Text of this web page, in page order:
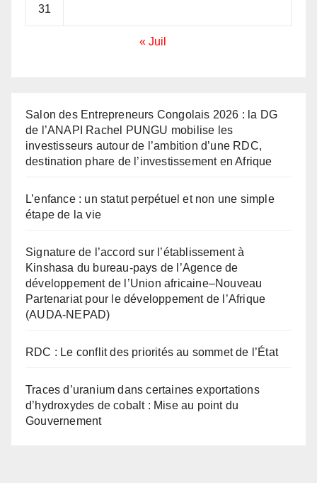
31
« Juil
Salon des Entrepreneurs Congolais 2026 : la DG
de l’ANAPI Rachel PUNGU mobilise les
investisseurs autour de l’ambition d’une RDC,
destination phare de l’investissement en Afrique
L’enfance : un statut perpétuel et non une simple
étape de la vie
Signature de l’accord sur l’établissement à
Kinshasa du bureau-pays de l’Agence de
développement de l’Union africaine–Nouveau
Partenariat pour le développement de l’Afrique
(AUDA-NEPAD)
RDC : Le conflit des priorités au sommet de l’État
Traces d’uranium dans certaines exportations
d’hydroxydes de cobalt : Mise au point du
Gouvernement